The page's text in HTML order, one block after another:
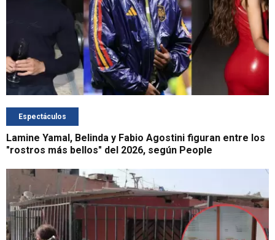
Espectáculos
Lamine Yamal, Belinda y Fabio Agostini figuran entre los
"rostros más bellos" del 2026, según People